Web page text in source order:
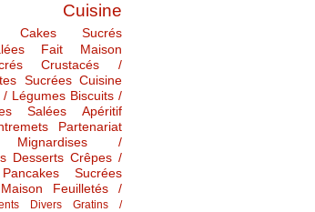
Cuisine
Cakes Sucrés
Fait Maison
Crustacés /
Sucrées Cuisine
/ Légumes Biscuits /
Salées
Apéritif
Partenariat
Mignardises /
Desserts Crêpes /
Sucrées
Feuilletés /
Divers
Gratins /